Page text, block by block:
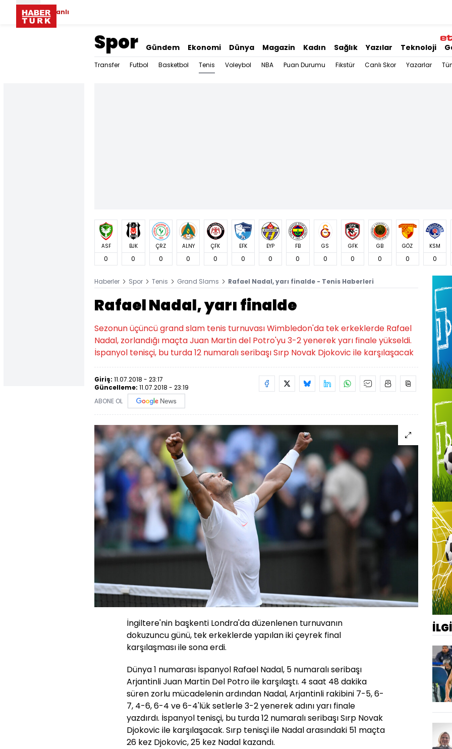
Canlı
Spor Gündem Ekonomi Dünya Magazin Kadın Sağlık Yazılar Teknoloji
Transfer Futbol Basketbol Tenis Voleybol NBA Puan Durumu Fikstür Canlı Skor Yazarlar
ASF
0
BJK
0
ÇRZ
0
ALNY
0
ÇFK
0
EFK
0
EYP
0
FB
0
GS
0
GFK
0
GB
0
GÖZ
0
KSM
0
Haberler Spor Tenis Grand Slams Rafael Nadal, yarı finalde - Tenis Haberleri
Rafael Nadal, yarı finalde
Sezonun üçüncü grand slam tenis turnuvası Wimbledon'da tek erkeklerde Rafael
Nadal, zorlandığı maçta Juan Martin del Potro'yu 3-2 yenerek yarı finale yükseldi.
İspanyol tenisçi, bu turda 12 numaralı seribaşı Sırp Novak Djokovic ile karşılaşacak
Giriş: 11.07.2018 - 23:17
Güncelleme: 11.07.2018 - 23:19
ABONE OL
İngiltere'nin başkenti Londra'da düzenlenen turnuvanın
dokuzuncu günü, tek erkeklerde yapılan iki çeyrek final
karşılaşması ile sona erdi.
Dünya 1 numarası İspanyol Rafael Nadal, 5 numaralı seribaşı
Arjantinli Juan Martin Del Potro ile karşılaştı. 4 saat 48 dakika
süren zorlu mücadelenin ardından Nadal, Arjantinli rakibini 7-5, 6-
7, 4-6, 6-4 ve 6-4'lük setlerle 3-2 yenerek adını yarı finale
yazdırdı. İspanyol tenisçi, bu turda 12 numaralı seribaşı Sırp Novak
Djokovic ile karşılaşacak. Sırp tenisçi ile Nadal arasındaki 51 maçta
26 kez Djokovic, 25 kez Nadal kazandı.